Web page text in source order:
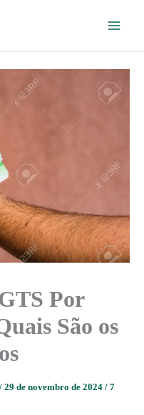
Por
São os
/ 29 de novembro de 2024 / 7